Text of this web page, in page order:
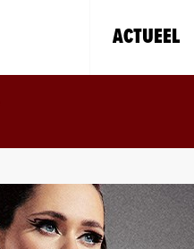
ACTUEEL